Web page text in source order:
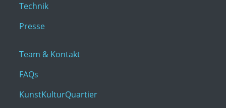
Technik
Presse
Team & Kontakt
FAQs
KunstKulturQuartier